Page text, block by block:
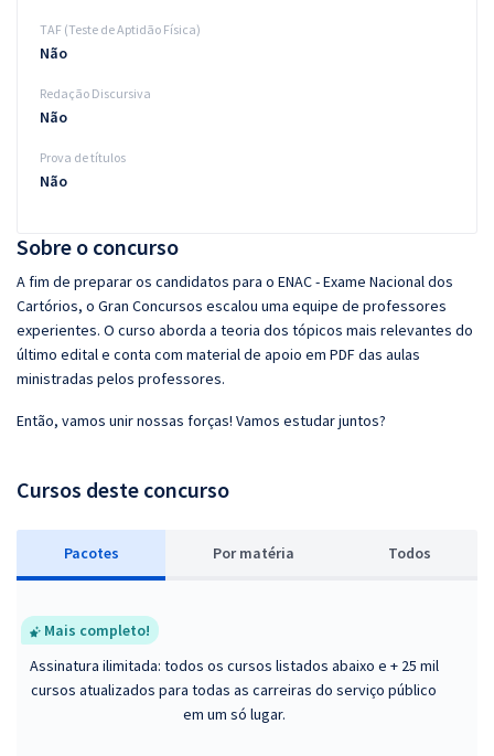
Sobre o concurso
A fim de preparar os candidatos para o ENAC - Exame Nacional dos
Cartórios, o Gran Concursos escalou uma equipe de professores
experientes. O curso aborda a teoria dos tópicos mais relevantes do
último edital e conta com material de apoio em PDF das aulas
ministradas pelos professores.
Então, vamos unir nossas forças! Vamos estudar juntos?
Cursos deste concurso
Pacotes Por matéria Todos
Mais completo!
Assinatura ilimitada: todos os cursos listados abaixo e + 25 mil
cursos atualizados para todas as carreiras do serviço público
em um só lugar.
TAF (Teste de Aptidão Física)
Não
Redação Discursiva
Não
Prova de títulos
Não